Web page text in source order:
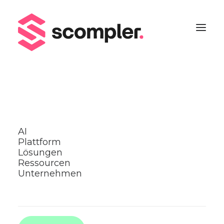
AI
Plattform
Lösungen
Ressourcen
Unternehmen